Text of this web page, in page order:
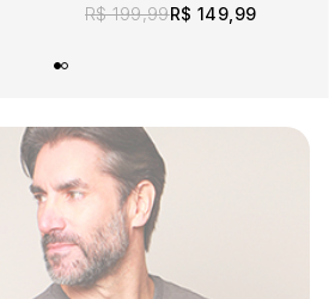
R$ 199,99R$ 149,99